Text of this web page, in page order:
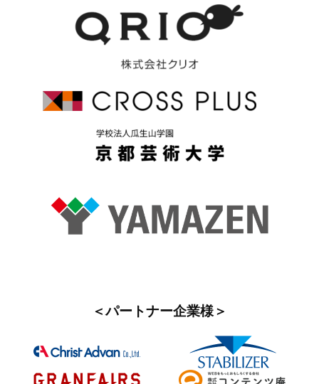
＜パートナー企業様＞